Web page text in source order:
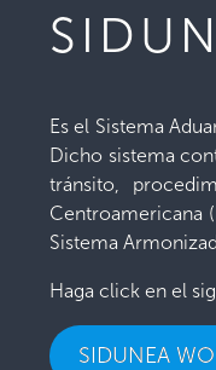
Es el Sistema
Dicho sistema
tránsito,
Centroamericana
Sistema
Haga click en el
SIDUNEA